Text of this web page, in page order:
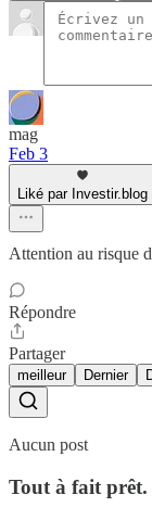
mag
Feb 3
Liké par Investir.blog
Attention au risque
Répondre
Partager
meilleur Dernier
Aucun post
Tout à fait